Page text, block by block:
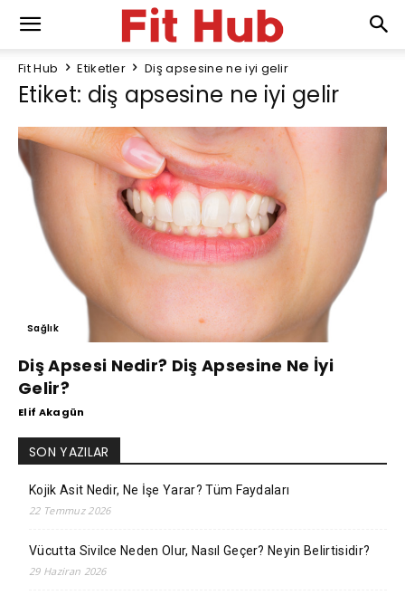
Fit Hub Etiketler Diş apsesine ne iyi gelir
Etiket: diş apsesine ne iyi gelir
Sağlık
Diş Apsesi Nedir? Diş Apsesine Ne İyi
Gelir?
Elif Akagün
SON YAZILAR
Kojik Asit Nedir, Ne İşe Yarar? Tüm Faydaları
22 Temmuz 2026
Vücutta Sivilce Neden Olur, Nasıl Geçer? Neyin Belirtisidir?
29 Haziran 2026